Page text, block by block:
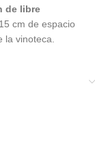
de libre
cm de espacio
vinoteca.